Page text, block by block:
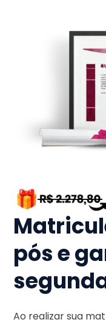
pós e
Ao realizar sua